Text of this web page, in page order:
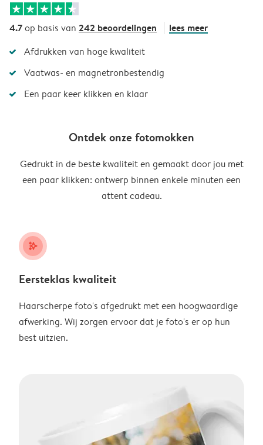
4.7op basis van 242 beoordelingen lees meer
Afdrukken van hoge kwaliteit
Vaatwas- en magnetronbestendig
Een paar keer klikken en klaar
Ontdek onze fotomokken
Gedrukt in de beste kwaliteit en gemaakt door jou met
een paar klikken: ontwerp binnen enkele minuten een
attent cadeau.
stars_plus
Eersteklas kwaliteit
Haarscherpe foto's afgedrukt met een hoogwaardige
afwerking. Wij zorgen ervoor dat je foto's er op hun
best uitzien.